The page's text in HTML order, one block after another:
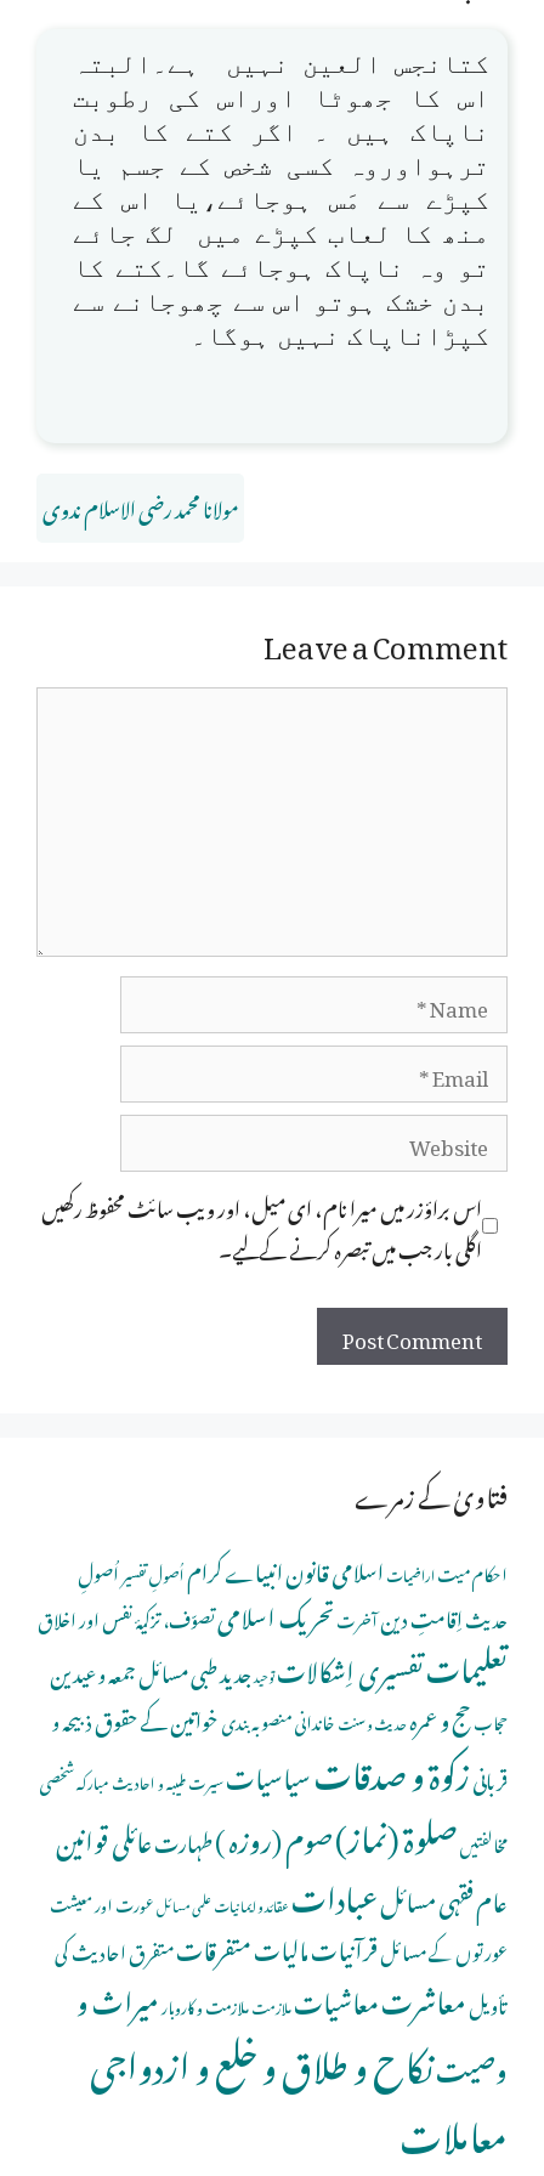
کتانجس العین نہیں ہے۔البتہ
اس کا جھوٹا اوراس کی رطوبت
ناپاک ہیں ۔ اگر کتے کا بدن
ترہواوروہ کسی شخص کے جسم یا
کپڑے سے مَس ہوجائے،یا اس کے
منھ کا لعاب کپڑے میں لگ جائے
تو وہ ناپاک ہوجائے گا۔کتے کا
بدن خشک ہوتو اس سے چھوجانے سے
کپڑاناپاک نہیں ہوگا۔
مولانا محمد رضی الاسلام ندوی
Leave a Comment
Name
Email
Website
اس براؤزر میں میرا نام، ای میل، اور ویب سائٹ محفوظ رکھیں
اگلی بار جب میں تبصرہ کرنے کےلیے۔
فتاویٰ کے زمرے
احکام میتاراضیاتاسلامی قانونانبیاے کراماُصولِ تفسیراُصولِ
حدیثاِقامتِ دینآخرتتحریک اسلامیتصوّف، تزکیۂ نفس اور اخلاق
تعلیماتتفسیری اِشکالاتتوحیدجدید طبی مسائلجمعہ و عیدین
حجابحج و عمرہحدیث و سنتخاندانی منصوبہ بندیخواتین کے حقوقذبیحہ و
قربانیزکوۃ و صدقاتسیاسیاتسیرت طیبہ و احادیث مبارکہشخصی
مخالفتیںصلوة (نماز)صوم (روزہ )طہارتعائلی قوانین
عام فقہی مسائلعباداتعقائد و ایمانیاتعلمی مسائلعورت اور معیشت
عورتوں کے مسائلقرآنیاتمالیاتمتفرقاتمتفرق احادیث کی
تأویلمعاشرتمعاشیاتملازمتملازمت و کاروبارمیراث و
وصیتنکاح و طلاق و خلع و ازدواجی
معاملات